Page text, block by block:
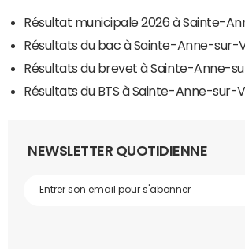
Résultat municipale 2026 à Sainte-
Résultats du bac à Sainte-Anne-sur-
Résultats du brevet à Sainte-Anne-
Résultats du BTS à Sainte-Anne-sur-
NEWSLETTER QUOTIDIENNE